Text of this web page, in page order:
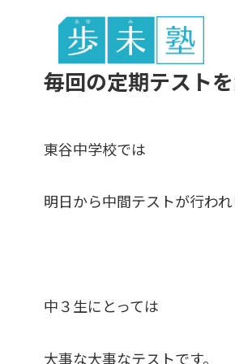
東谷中生の
毎回の定期テスト
東谷中学校では
明日から中間テストが行われ
中３生にとっては
大事な大事なテストです。